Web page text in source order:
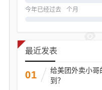
今年已经过去 个月
最近发表
01
给美团外卖小
到？